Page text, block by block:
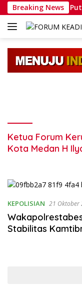
Langsung
ke
konten
Breaking News
Muhammad Putra
Ketua Forum
Kota Medan H
KEPOLISIAN 21 Oktober
Stabilitas